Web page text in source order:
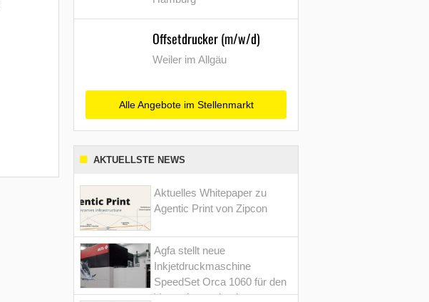
Offsetdrucker (m/w/d)
Weiler im Allgäu
Alle Angebote im Stellenmarkt
AKTUELLSTE NEWS
Aktuelles Whitepaper zu
Agentic Print von Zipcon
Agfa stellt neue
Inkjetdruckmaschine
SpeedSet Orca 1060 für den
Verpackungsdruck vor